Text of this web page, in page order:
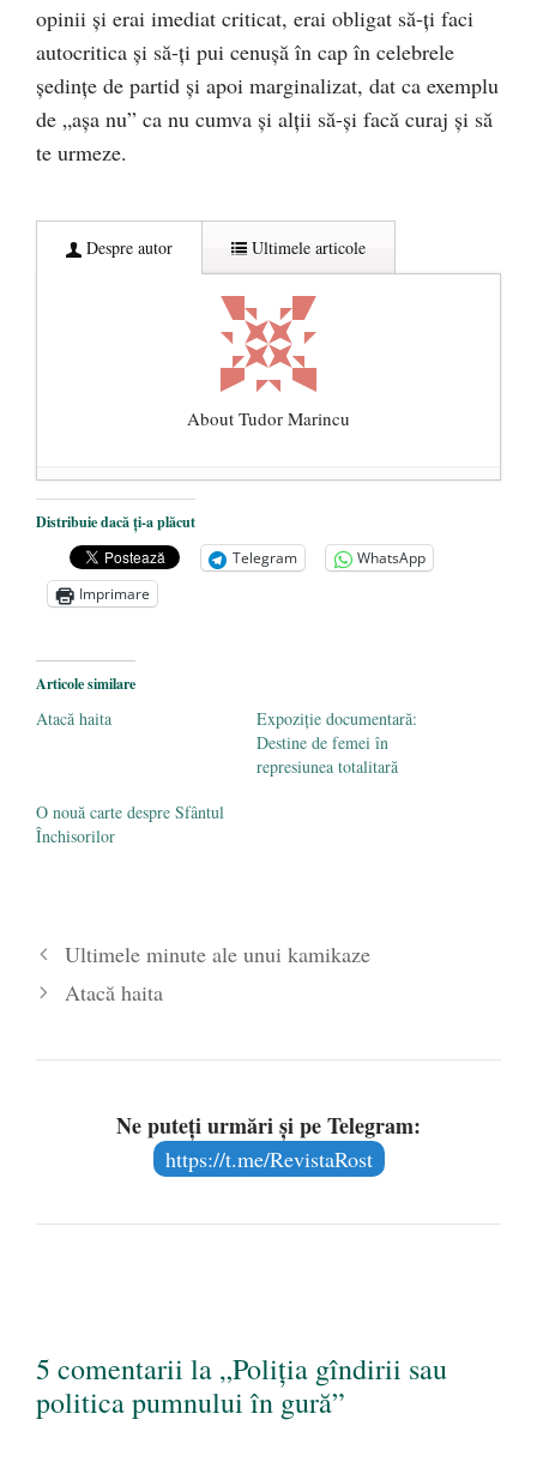
opinii și erai imediat criticat, erai obligat să-ți faci
autocritica și să-ți pui cenușă în cap în celebrele
ședințe de partid și apoi marginalizat, dat ca exemplu
de „așa nu” ca nu cumva și alții să-și facă curaj și să
te urmeze.
Despre autor Ultimele articole
About Tudor Marincu
De ce propaganda LGBT nu-și are locul în
unitățile de învățământ
- 17 iunie 2020
Anarhia din SUA e opera stângii radicale
2 iunie 2020
are prea puțin a face cu informarea
Distribuie dacă ți-a plăcut
Telegram
WhatsApp
Imprimare
Articole similare
Atacă haita
Expoziţie documentară:
Destine de femei în
represiunea totalitară
O nouă carte despre Sfântul
Închisorilor
Ultimele minute ale unui kamikaze
Atacă haita
Ne puteți urmări și pe Telegram:
https://t.me/RevistaRost
5 comentarii la „Poliția gîndirii sau
politica pumnului în gură”